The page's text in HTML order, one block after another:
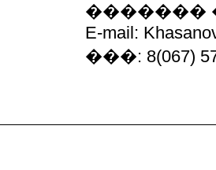
�������
E-mail:
���: 8(067)